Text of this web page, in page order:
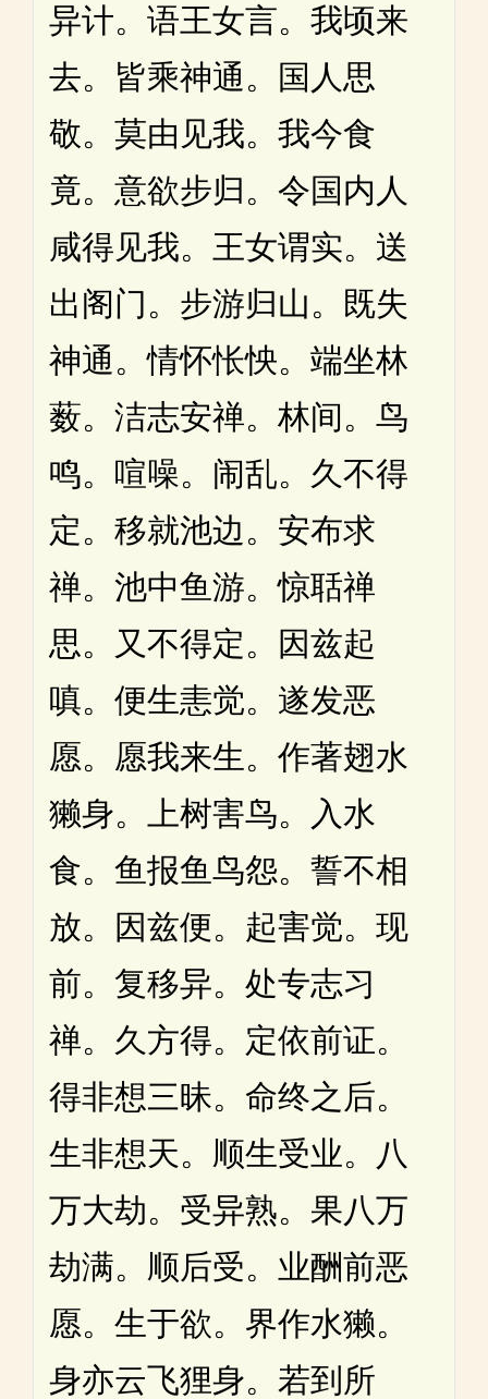
异计。语王女言。我顷来
去。皆乘神通。国人思
敬。莫由见我。我今食
竟。意欲步归。令国内人
咸得见我。王女谓实。送
出阁门。步游归山。既失
神通。情怀怅怏。端坐林
薮。洁志安禅。林间。鸟
鸣。喧噪。闹乱。久不得
定。移就池边。安布求
禅。池中鱼游。惊聒禅
思。又不得定。因兹起
嗔。便生恚觉。遂发恶
愿。愿我来生。作著翅水
獭身。上树害鸟。入水
食。鱼报鱼鸟怨。誓不相
放。因兹便。起害觉。现
前。复移异。处专志习
禅。久方得。定依前证。
得非想三昧。命终之后。
生非想天。顺生受业。八
万大劫。受异熟。果八万
劫满。顺后受。业酬前恶
愿。生于欲。界作水獭。
身亦云飞狸身。若到所